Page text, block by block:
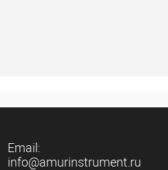
Email:
info@amurinstrument.ru